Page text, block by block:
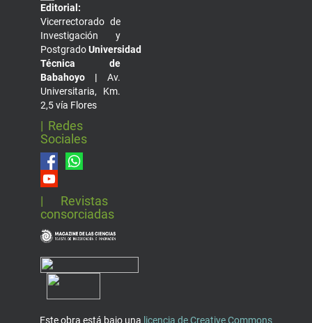
Editorial:
Vicerrectorado de
Investigación y
PostgradoUniversidad
Técnica de
Babahoyo | Av.
Universitaria, Km.
2,5 vía Flores
| Redes
Sociales
| Revistas
consorciadas
Este obra está bajo una licencia de Creative Commons